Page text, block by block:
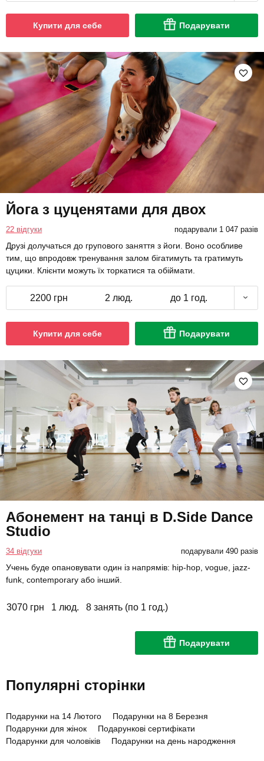
Купити для себе Подарувати
Йога з цуценятами для двох
22 відгуки подарували 1 047 разів
Друзі долучаться до групового заняття з йоги. Воно особливе
тим, що впродовж тренування залом бігатимуть та гратимуть
цуцики. Клієнти можуть їх торкатися та обіймати.
2200 грн 2 люд. до 1 год.
Купити для себе Подарувати
Абонемент на танці в D.Side Dance
Studio
34 відгуки подарували 490 разів
Учень буде опановувати один із напрямів: hip-hop, vogue, jazz-
funk, contemporary або інший.
3070 грн 1 люд. 8 занять (по 1 год.)
Подарувати
Популярні сторінки
Подарунки на 14 Лютого
Подарунки на 8 Березня
Подарунки для жінок
Подарункові сертифікати
Подарунки для чоловіків
Подарунки на день народження